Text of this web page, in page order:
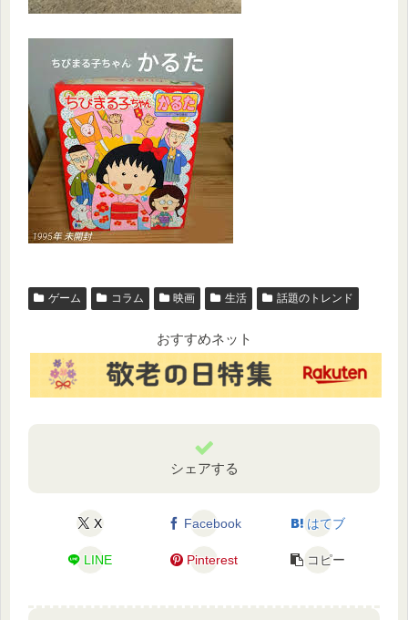
ゲーム コラム 映画 生活 話題のトレンド
おすすめネット
シェアする
X Facebook はてブ
LINE Pinterest コピー